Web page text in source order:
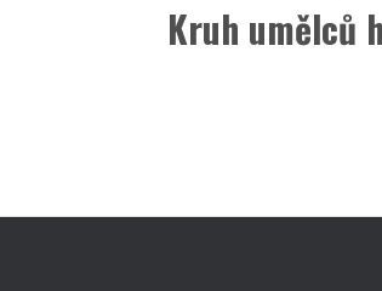
Kruh umělců